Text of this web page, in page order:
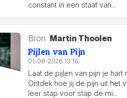
constant in een staat van...
Bron: Martin Thoolen
Pijlen van Pijn
01-08-2026 13:16
Laat de pijlen van pijn je
Ontdek hoe jij de pijn uit het
leer stap voor stap de mi...